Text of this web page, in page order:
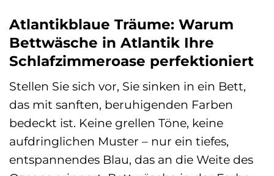
Atlantikblaue Träume: Warum
Bettwäsche in Atlantik Ihre
Schlafzimmeroase perfektioniert
Stellen Sie sich vor, Sie sinken in ein Bett,
das mit sanften, beruhigenden Farben
bedeckt ist. Keine grellen Töne, keine
aufdringlichen Muster – nur ein tiefes,
entspannendes Blau, das an die Weite des